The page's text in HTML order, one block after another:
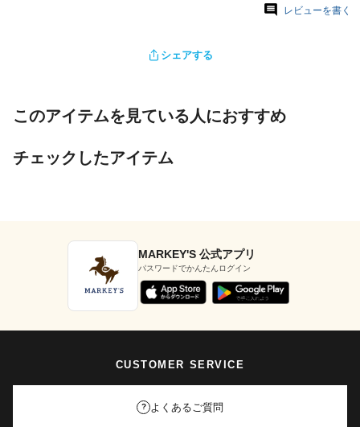
レビューを書く
シェアする
このアイテムを見ている人におすすめ
チェックしたアイテム
MARKEY'S 公式アプリ
パスワードでかんたんログイン
CUSTOMER SERVICE
? よくあるご質問